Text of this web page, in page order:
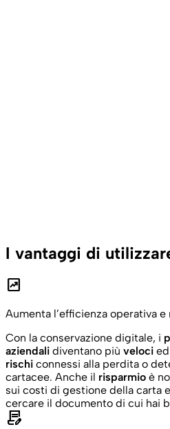
I vantaggi di
chart_data
Aumenta l’efficienza operativa
Con la conservazione digitale, i
aziendali diventano più veloci ed
rischi connessi alla perdita o
cartacee. Anche il risparmio è
sui costi di gestione della carta
cercare il documento di cui hai
contract_edit